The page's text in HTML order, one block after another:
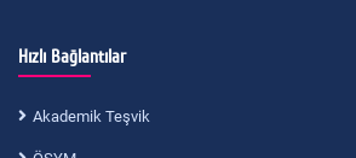
Hızlı Bağlantılar
Akademik Teşvik